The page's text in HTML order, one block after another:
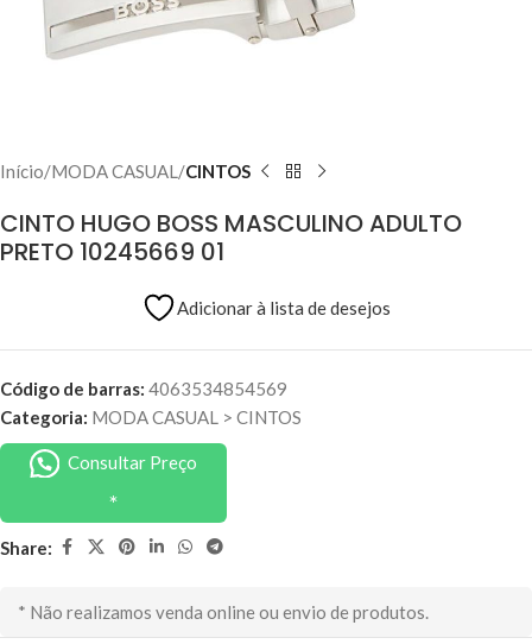
Início MODA CASUAL CINTOS
CINTO HUGO BOSS MASCULINO ADULTO
PRETO 10245669 01
Adicionar à lista de desejos
Código de barras: 4063534854569
Categoria: MODA CASUAL > CINTOS
Consultar Preço
Share:
* Não realizamos venda online ou envio de produtos.